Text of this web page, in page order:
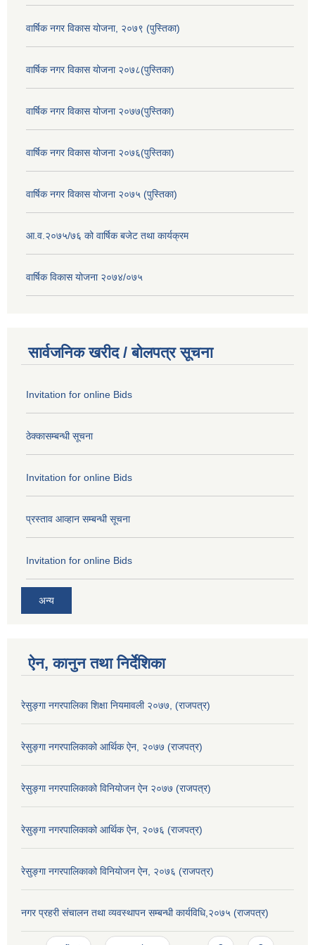
वार्षिक नगर विकास योजना, २०७९ (पुस्तिका)
वार्षिक नगर विकास योजना २०७८(पुस्तिका)
वार्षिक नगर विकास योजना २०७७(पुस्तिका)
वार्षिक नगर विकास योजना २०७६(पुस्तिका)
वार्षिक नगर विकास योजना २०७५ (पुस्तिका)
आ.व.२०७५/७६ को वार्षिक बजेट तथा कार्यक्रम
वार्षिक विकास योजना २०७४/०७५
सार्वजनिक खरीद / बोलपत्र सूचना
Invitation for online Bids
ठेक्कासम्बन्धी सूचना
Invitation for online Bids
प्रस्ताव आव्हान सम्बन्धी सूचना
Invitation for online Bids
अन्य
ऐन, कानुन तथा निर्देशिका
रेसुङ्गा नगरपालिका शिक्षा नियमावली २०७७, (राजपत्र)
रेसुङ्गा नगरपालिकाको आर्थिक ऐन, २०७७ (राजपत्र)
रेसुङ्गा नगरपालिकाको विनियोजन ऐन २०७७ (राजपत्र)
रेसुङ्गा नगरपालिकाको आर्थिक ऐन, २०७६ (राजपत्र)
रेसुङ्गा नगरपालिकाको विनियोजन ऐन, २०७६ (राजपत्र)
नगर प्रहरी संचालन तथा व्यवस्थापन सम्बन्धी कार्यविधि,२०७५ (राजपत्र)